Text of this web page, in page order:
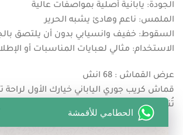
الجودة: يابانية أصلية بمواصفات عالية
الملمس: ناعم وهادئ يشبه الحرير
السقوط: خفيف وانسيابي بدون أن يلتصق
الاستخدام: مثالي لعبايات المناسبات أو
عرض القماش : 68 انش
قماش كريب جوري الياباني خيارك الأول لراحة
تُنسى
الحطامي للأقمشة